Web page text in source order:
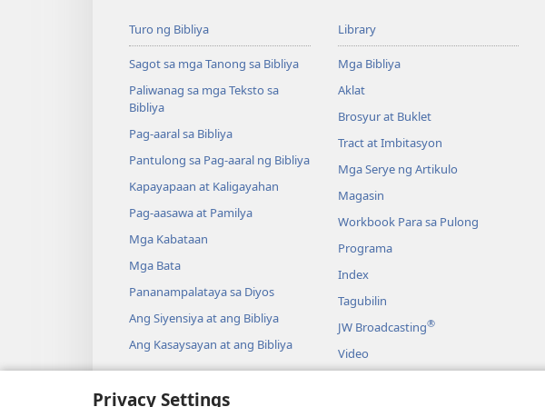
Privacy Settings
Turo ng Bibliya
Sagot sa mga Tanong sa Bibliya
Paliwanag sa mga Teksto sa
Bibliya
Pag-aaral sa Bibliya
Pantulong sa Pag-aaral ng Bibliya
Kapayapaan at Kaligayahan
Pag-aasawa at Pamilya
Mga Kabataan
Mga Bata
Pananampalataya sa Diyos
Ang Siyensiya at ang Bibliya
Ang Kasaysayan at ang Bibliya
Library
Mga Bibliya
Aklat
Brosyur at Buklet
Tract at Imbitasyon
Mga Serye ng Artikulo
Magasin
Workbook Para sa Pulong
Programa
Index
Tagubilin
JW Broadcasting®
Video